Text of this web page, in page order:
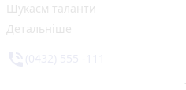
Шукаєм таланти
Детальніше